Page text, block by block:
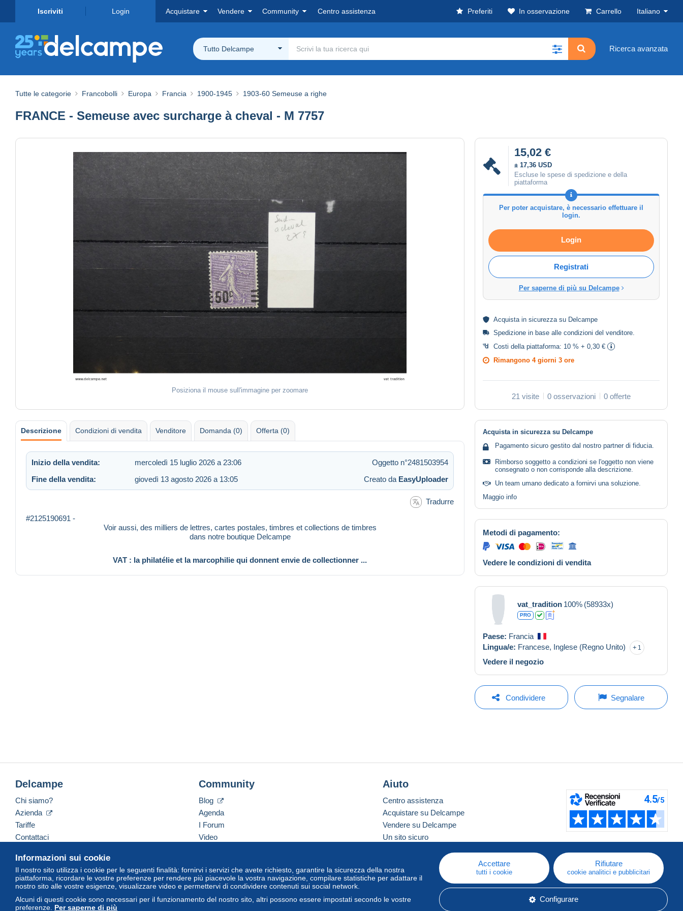
Iscriviti Login Acquistare Vendere Community Centro assistenza Preferiti In osservazione Carrello Italiano
Tutto Delcampe Ricerca avanzata
Tutte le categorie Francobolli Europa Francia 1900-1945 1903-60 Semeuse a righe
FRANCE - Semeuse avec surcharge à cheval - M 7757
Posiziona il mouse sull'immagine per zoomare
15,02 €
± 17,36 USD
Escluse le spese di spedizione e della
piattaforma
Per poter acquistare, è necessario effettuare il
login.
Login
Registrati
Per saperne di più su Delcampe
Acquista in sicurezza su Delcampe
Spedizione in base alle condizioni del venditore
Costi della piattaforma: 10 % + 0,30 €
Rimangono 4 giorni 3 ore
21 visite 0 osservazioni 0 offerte
Descrizione Condizioni di vendita Venditore Domanda (0) Offerta (0)
Inizio della vendita: mercoledì 15 luglio 2026 a 23:06
Oggetto n°2481503954
Fine della vendita:
giovedì 13 agosto 2026 a 13:05 Creato da EasyUploader
Tradurre
#2125190691 -
Voir aussi, des milliers de lettres, cartes postales, timbres et collections de timbres
dans notre boutique Delcampe
VAT : la philatélie et la marcophilie qui donnent envie de collectionner ...
Acquista in sicurezza su Delcampe
Pagamento sicuro gestito dal nostro partner di fiducia.
Rimborso soggetto a condizioni se l'oggetto non viene
consegnato o non corrisponde alla descrizione.
Un team umano dedicato a fornirvi una soluzione.
Maggio info
Metodi di pagamento:
Vedere le condizioni di vendita
vat_tradition 100% (58933x)
PRO
Paese: Francia
Lingua/e: Francese, Inglese (Regno Unito) 1
Vedere il negozio
Condividere Segnalare
Informazioni sui cookie
Il nostro sito utilizza i cookie per le seguenti finalità: fornirvi i servizi che avete richiesto, garantire la sicurezza della nostra
piattaforma, ricordare le vostre preferenze per rendere più piacevole la vostra navigazione, compilare statistiche per adattare il
nostro sito alle vostre esigenze, visualizzare video e permettervi di condividere contenuti sui social network.
Alcuni di questi cookie sono necessari per il funzionamento del nostro sito, altri possono essere impostati secondo le vostre
preferenze. Per saperne di più
Accettare
tutti i cookie
Rifiutare
cookie analitici e pubblicitari
Configurare
Delcampe
Chi siamo?
Azienda
Tariffe
Contattaci
Community
Blog
Agenda
I Forum
Video
Aiuto
Centro assistenza
Acquistare su Delcampe
Vendere su Delcampe
Un sito sicuro
Italiano USD America/Indiana/Vevay Versione standard
© Delcampe International Srl. Tutti i diritti riservati.